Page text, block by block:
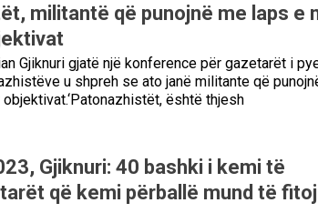
militantë që punojnë me laps e
Gjiknuri gjatë një konference për gazetarët i
u shpreh se ato janë militante që
është thjesh
Gjiknuri: 40 bashki i kemi të
që kemi përballë mund të